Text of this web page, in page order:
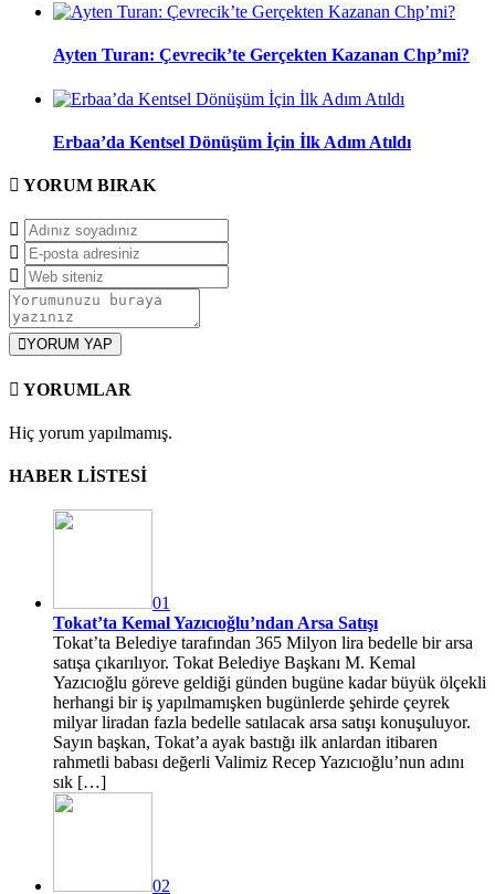
Ayten Turan: Çevrecik’te Gerçekten Kazanan Chp’mi?
Erbaa’da Kentsel Dönüşüm İçin İlk Adım Atıldı
YORUM BIRAK
YORUM YAP
YORUMLAR
Hiç yorum yapılmamış.
HABER LİSTESİ
01
Tokat’ta Kemal Yazıcıoğlu’ndan Arsa Satışı
Tokat’ta Belediye tarafından 365 Milyon lira bedelle bir arsa
satışa çıkarılıyor. Tokat Belediye Başkanı M. Kemal
Yazıcıoğlu göreve geldiği günden bugüne kadar büyük ölçekli
herhangi bir iş yapılmamışken bugünlerde şehirde çeyrek
milyar liradan fazla bedelle satılacak arsa satışı konuşuluyor.
Sayın başkan, Tokat’a ayak bastığı ilk anlardan itibaren
rahmetli babası değerli Valimiz Recep Yazıcıoğlu’nun adını
sık […]
02